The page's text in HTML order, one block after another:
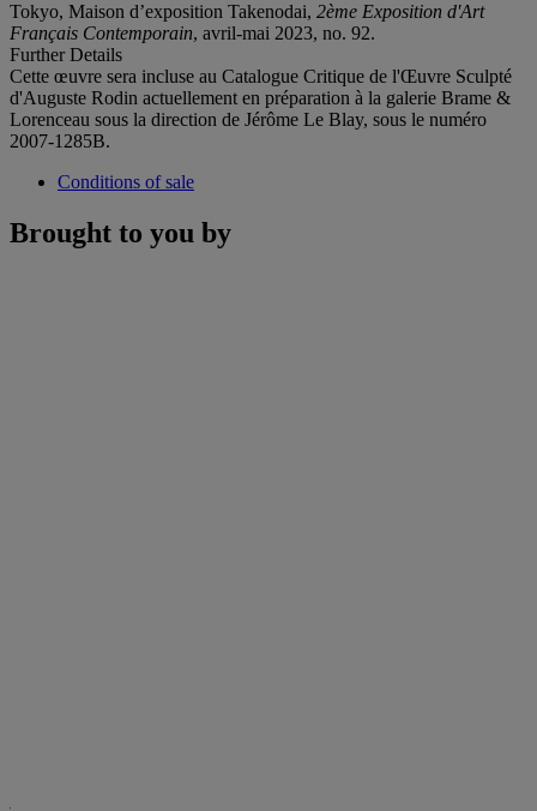
Tokyo, Maison d’exposition Takenodai, 2ème Exposition d'Art
Français Contemporain, avril-mai 2023, no. 92.
Further Details
Cette œuvre sera incluse au Catalogue Critique de l'Œuvre Sculpté
d'Auguste Rodin actuellement en préparation à la galerie Brame &
Lorenceau sous la direction de Jérôme Le Blay, sous le numéro
2007-1285B.
Conditions of sale
Brought to you by